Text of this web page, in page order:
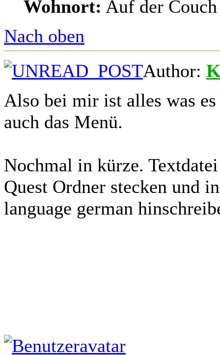
Wohnort: Auf der
Nach oben
Author:
Also bei mir ist alles was
auch das Menü.
Nochmal in kürze.
Quest Ordner stecken und
language german